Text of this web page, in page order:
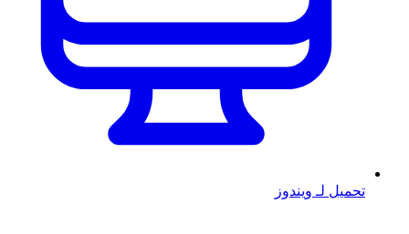
تحميل لـ ويندوز